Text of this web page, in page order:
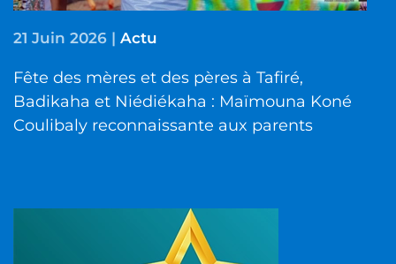
21 Juin 2026 | Actu
Fête des mères et des pères à Tafiré,
Badikaha et Niédiékaha : Maïmouna Koné
Coulibaly reconnaissante aux parents